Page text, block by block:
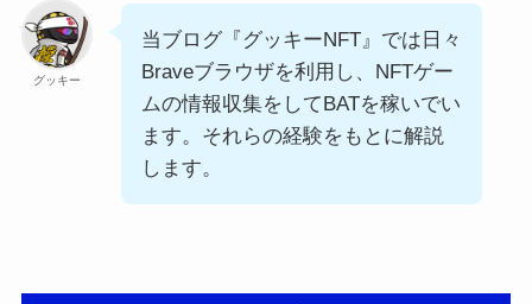
グッキー
当ブログ『グッキーNFT』では日々
Braveブラウザを利用し、NFTゲー
ムの情報収集をしてBATを稼いでい
ます。それらの経験をもとに解説
します。